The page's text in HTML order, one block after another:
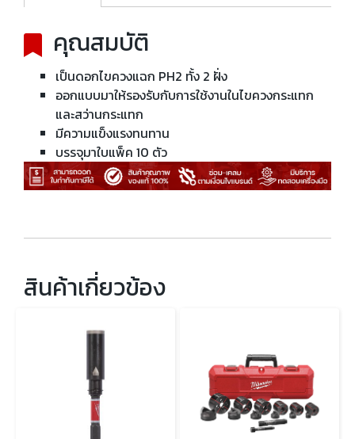
คุณสมบัติ
เป็นดอกไขควงแฉก PH2 ทั้ง 2 ฝั่ง
ออกแบบมาให้รองรับกับการใช้งานในไขควงกระแทก
และสว่านกระแทก
มีความแข็งแรงทนทาน
บรรจุมาใบแพ็ค 10 ตัว
สินค้าเกี่ยวข้อง